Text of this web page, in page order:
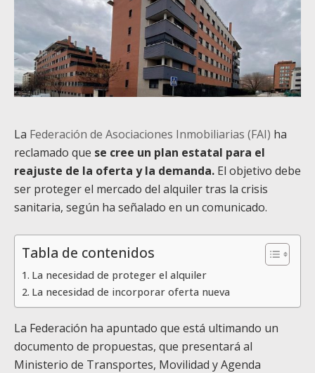
La Federación de Asociaciones Inmobiliarias (FAI) ha
reclamado que se cree un plan estatal para el
reajuste de la oferta y la demanda. El objetivo debe
ser proteger el mercado del alquiler tras la crisis
sanitaria, según ha señalado en un comunicado.
Tabla de contenidos
La necesidad de proteger el alquiler
La necesidad de incorporar oferta nueva
La Federación ha apuntado que está ultimando un
documento de propuestas, que presentará al
Ministerio de Transportes, Movilidad y Agenda